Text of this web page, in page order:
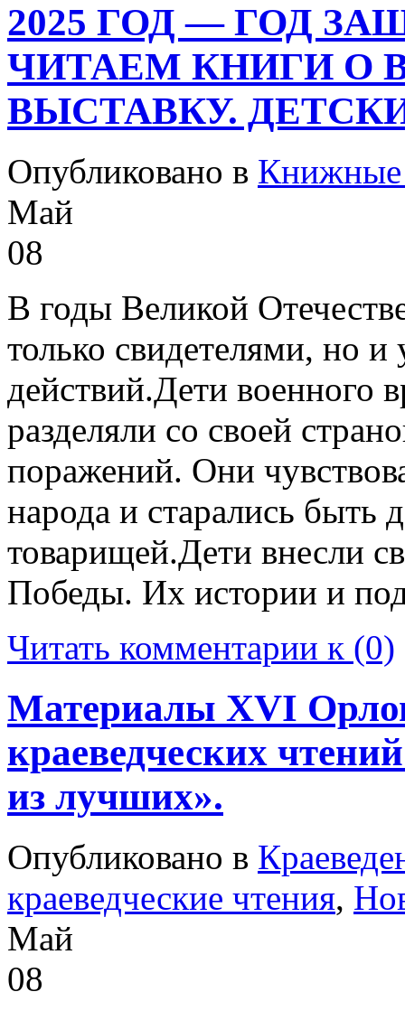
2025 ГОД — ГОД
ЧИТАЕМ КНИГИ О
ВЫСТАВКУ.
Опубликовано в Книжные
Май
08
В годы Великой
только свидетелями, но
действий.Дети военного
разделяли со своей
поражений. Они
народа и старались
товарищей.Дети внесли
Победы. Их истории и
Читать комментарии к (0)
Материалы XVI
краеведческих
из лучших».
Опубликовано в
краеведческие чтения,
Май
08